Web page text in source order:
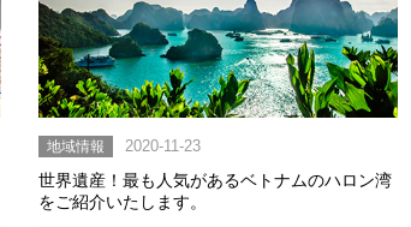
地域情報 2020-11-23
世界遺産！最も人気があるベトナムのハロン湾
をご紹介いたします。